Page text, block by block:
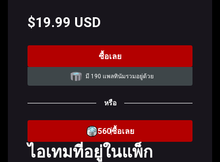
$19.99 USD
ซื้อเลย
มี 190 แพลทินัมรวมอยู่ด้วย
หรือ
560ซื้อเลย
ไอเทมที่อยู่ในแพ็ก